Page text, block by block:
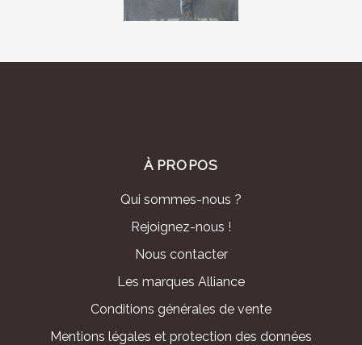
À PROPOS
Qui sommes-nous ?
Rejoignez-nous !
Nous contacter
Les marques Alliance
Conditions générales de vente
Mentions légales et protection des données